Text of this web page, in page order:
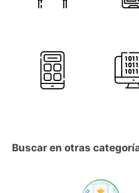
Buscar en otras